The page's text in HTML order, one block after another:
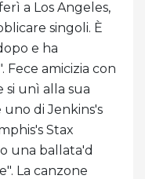
a Los Angeles,
singoli. È
e ha
Fece amicizia con
si unì alla sua
di Jenkins's
Stax
una ballata'd
La canzone